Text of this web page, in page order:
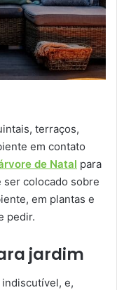
terraços,
em contato
de Natal para
ser colocado sobre
em plantas e
pedir.
jardim
e,